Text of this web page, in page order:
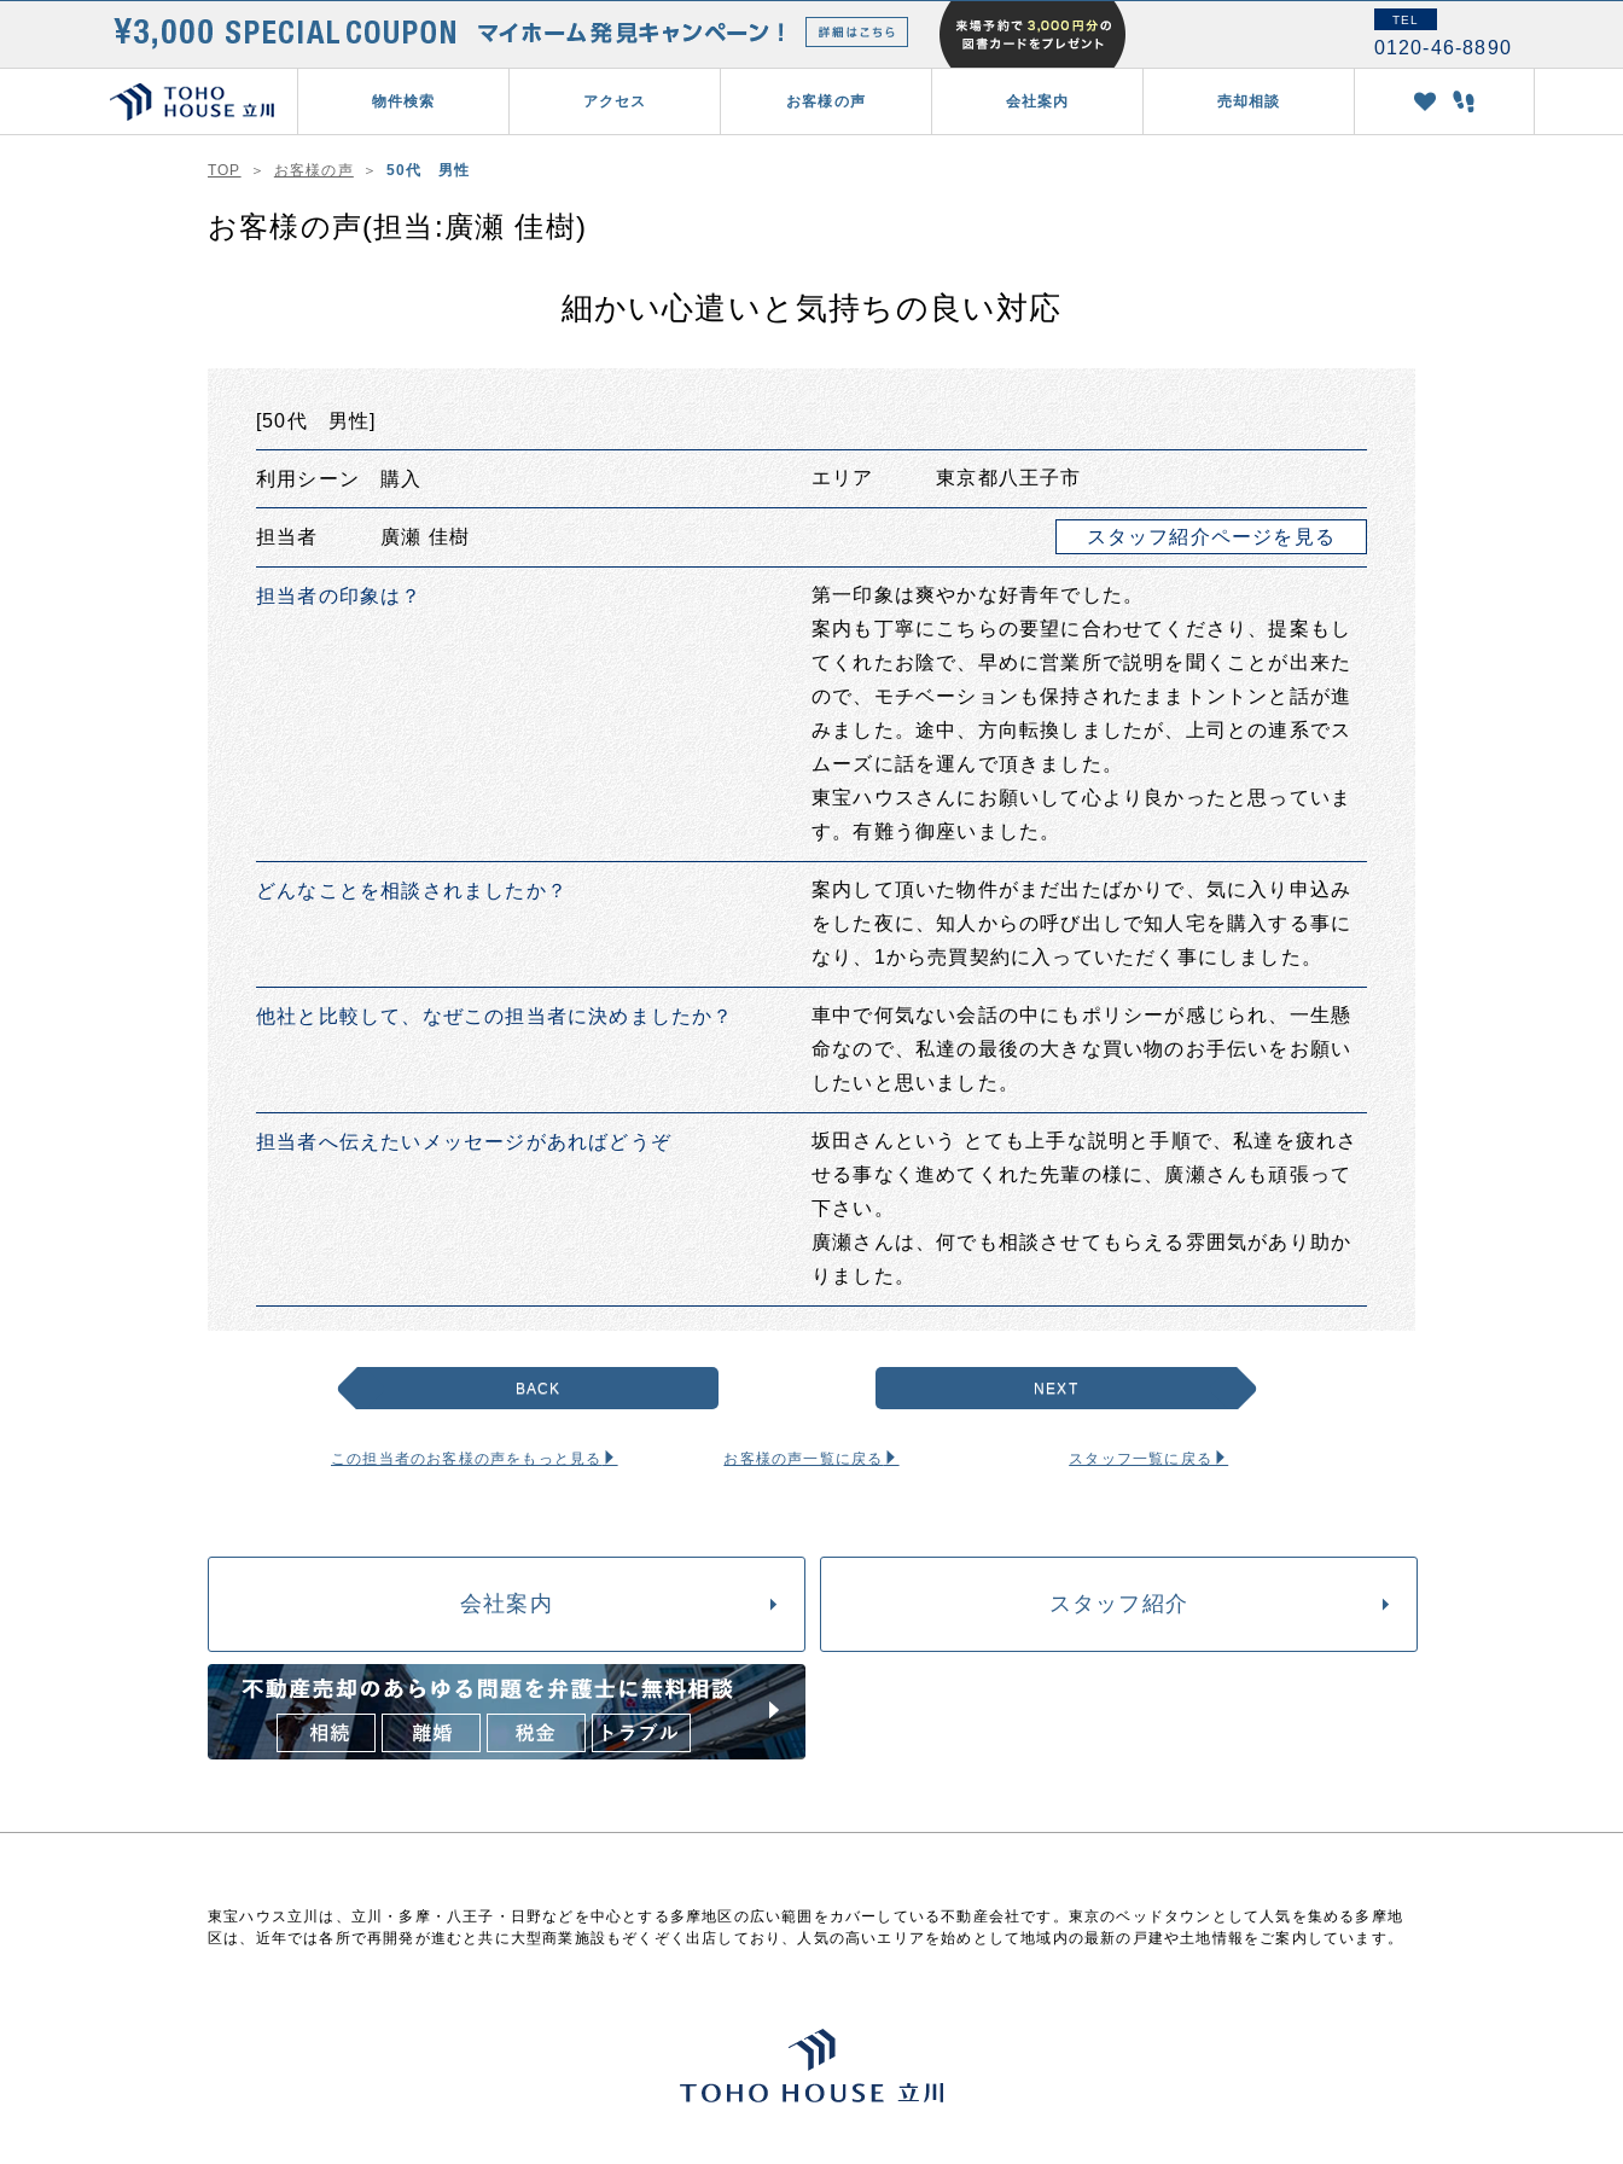
TEL
0120-46-8890
物件検索 アクセス お客様の声 会社案内 売却相談
TOP お客様の声 50代 男性
お客様の声(担当:廣瀬 佳樹)
細かい心遣いと気持ちの良い対応
[50代 男性]
利用シーン 購入 エリア 東京都八王子市
担当者 廣瀬 佳樹 スタッフ紹介ページを見る
担当者の印象は？
第一印象は爽やかな好青年でした。
案内も丁寧にこちらの要望に合わせてくださり、提案もし
てくれたお陰で、早めに営業所で説明を聞くことが出来た
ので、モチベーションも保持されたままトントンと話が進
みました。途中、方向転換しましたが、上司との連系でス
ムーズに話を運んで頂きました。
東宝ハウスさんにお願いして心より良かったと思っていま
す。有難う御座いました。
どんなことを相談されましたか？
案内して頂いた物件がまだ出たばかりで、気に入り申込み
をした夜に、知人からの呼び出しで知人宅を購入する事に
なり、1から売買契約に入っていただく事にしました。
他社と比較して、なぜこの担当者に決めましたか？
車中で何気ない会話の中にもポリシーが感じられ、一生懸
命なので、私達の最後の大きな買い物のお手伝いをお願い
したいと思いました。
担当者へ伝えたいメッセージがあればどうぞ
坂田さんという とても上手な説明と手順で、私達を疲れさ
せる事なく進めてくれた先輩の様に、廣瀬さんも頑張って
下さい。
廣瀬さんは、何でも相談させてもらえる雰囲気があり助か
りました。
BACK NEXT
この担当者のお客様の声をもっと見る お客様の声一覧に戻る スタッフ一覧に戻る
会社案内 スタッフ紹介
東宝ハウス立川は、立川・多摩・八王子・日野などを中心とする多摩地区の広い範囲をカバーしている不動産会社です。東京のベッドタウンとして人気を集める多摩地
区は、近年では各所で再開発が進むと共に大型商業施設もぞくぞく出店しており、人気の高いエリアを始めとして地域内の最新の戸建や土地情報をご案内しています。